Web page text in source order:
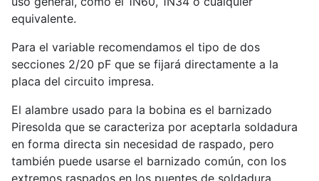
equivalente.
Para el variable recomendamos el tipo de dos
secciones 2/20 pF que se fijará directamente a la
placa del circuito impresa.
El alambre usado para la bobina es el barnizado
Piresolda que se caracteriza por aceptarla soldadura
en forma directa sin necesidad de raspado, pero
también puede usarse el barnizado común, con los